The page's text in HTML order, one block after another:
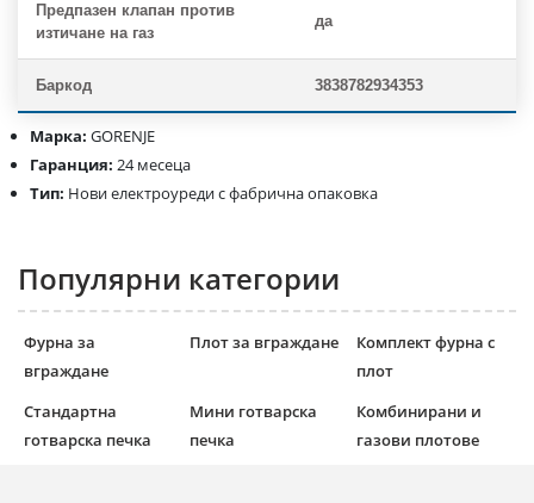
Предпазен клапан против
изтичане на газ
да
Баркод 3838782934353
Марка: GORENJE
Гаранция: 24 месеца
Тип: Нови електроуреди с фабрична опаковка
Популярни категории
Фурна за
вграждане
Плот за вграждане
Комплект фурна с
плот
Стандартна
готварска печка
Мини готварска
печка
Комбинирани и
газови плотове